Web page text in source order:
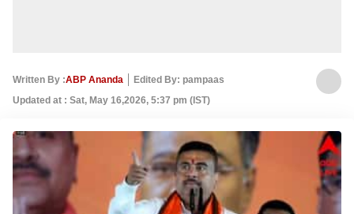
Written By :ABP Ananda
Edited By: pampaas
Updated at : Sat, May 16,2026, 5:37 pm (IST)